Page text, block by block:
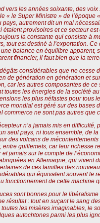
vers les années soixante, des
« le Super Ministre » de l’époque
pays, autrement dit un mal
étaient provisoires et ce secteur
la constante qui consiste à
tout est destiné à l’exportation.
une balance en équilibre apparent,
financier, il faut bien que la
considérables que ne cesse
de génération en génération et
car les autres composantes de
toutes les énergies de la société
les plus néfastes pour tous
mondial est géré sur des bases
commerce ne sont pas autres que
n’a jamais mis en difficulté,
seul pays, ni tous ensemble, de
des volcans de
entre guillemets, car leur richesse
et jamais sur le compte de
en Allemagne, qui vivent
de ces familles des
qui équivalent souvent le
fonctionnement de cette machine
sont bonnes pour le
résultat : tout en suçant le sang
les misères imaginables, le
autochtones parmi les plus